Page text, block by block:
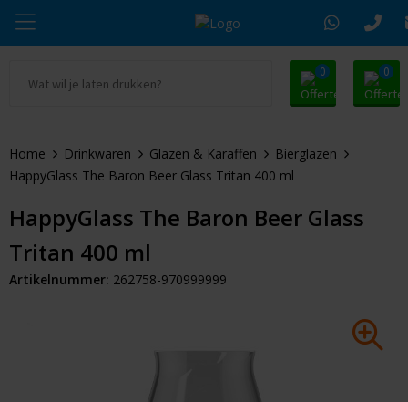
0 0
Drinkwaren
Tassen & Reizen
Sleutelhangers & Tools
Alle promosnoepje
Zomer
Kerst
Thule
Alle merken
Home Drinkwaren Glazen & Karaffen
Bierglazen
HappyGlass The Baron Beer Glass Tritan 400 ml
HappyGlass The Baron Beer Glass
Tritan 400 ml
Artikelnummer: 262758-970999999